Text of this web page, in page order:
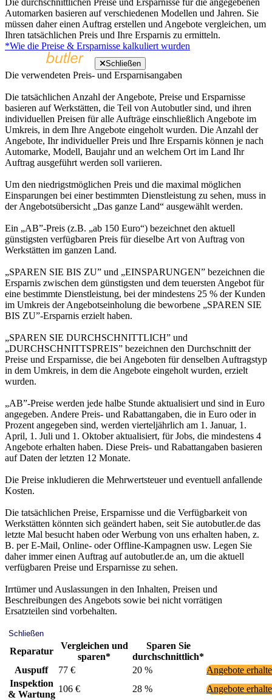
Automarken basieren auf verschiedenen Modellen und Jahren. Sie
müssen daher einen Auftrag erstellen und Angebote vergleichen, um
Ihren tatsächlichen Preis und Ihre Ersparnis zu ermitteln.
*Wie die Preise & Ersparnisse kalkuliert wurden
Schließen
Die verwendeten Preis- und Ersparnisangaben
Die tatsächlichen Anzahl der Angebote, Preise und Ersparnisse
basieren auf Werkstätten, die Teil von Autobutler sind, und ihren
individuellen Preisen für alle Aufträge einschließlich Angebote im
Umkreis, in dem Ihre Angebote eingeholt wurden. Die Anzahl der
Angebote, Ihr individueller Preis und Ihre Ersparnis können je nach
Automarke, Modell, Baujahr und an welchem Ort im Land Ihr
Auftrag ausgeführt werden soll variieren.
Um den niedrigstmöglichen Preis und die maximal möglichen
Einsparungen bei einer bestimmten Dienstleistung zu sehen, muss in
der Angebotsübersicht „Das ganze Land“ ausgewählt werden.
Ein „AB”-Preis (z.B. „ab 150 Euro“) bezeichnet den aktuell
günstigsten verfügbaren Preis für dieselbe Art von Auftrag von
Werkstätten im ganzen Land.
„SPAREN SIE BIS ZU” und „EINSPARUNGEN” bezeichnen die
Ersparnis zwischen dem günstigsten und dem teuersten Angebot für
eine bestimmte Dienstleistung, bei der mindestens 25 % der Kunden
im Umkreis der Angebotseinholung die beworbene „SPAREN SIE
BIS ZU”-Ersparnis erzielt haben.
„SPAREN SIE DURCHSCHNITTLICH” und
„DURCHSCHNITTSPREIS” bezeichnen den Durchschnitt der
Preise und Ersparnisse, die bei Angeboten für denselben Auftragstyp
in dem Umkreis, in dem die Angebote eingeholt wurden, erzielt
wurden.
„AB”-Preise werden jede halbe Stunde aktualisiert und sind in Euro
angegeben. Andere Preis- und Rabattangaben, die in Euro oder in
Prozent angegeben sind, werden vierteljährlich am 1. Januar, 1.
April, 1. Juli und 1. Oktober aktualisiert, für Jobs, die mindestens 4
Angebote erhalten haben. Diese Preis- und Rabattangaben basieren
auf Daten der letzten 12 Monate.
Die Preise inkludieren die Mehrwertsteuer und eventuell anfallende
Kosten.
Die tatsächlichen Preise, Ersparnisse und die Verfügbarkeit von
Werkstätten könnten sich geändert haben, seit Sie autobutler.de das
letzte Mal besucht haben oder Werbung von uns erhalten haben, z.
B. per E-Mail, Online- oder Offline-Kampagnen usw. Legen Sie
daher immer einen Auftrag auf autobutler.de an, um die aktuell
verfügbaren Preise und Ersparnisse zu sehen.
Irrtümer und Auslassungen in den Inhalten, Preisen und
Beschreibungen des Angebots sowie bei nicht vorrätigen
Ersatzteilen sind vorbehalten.
Schließen
Reparatur
Vergleichen und
sparen*
Sparen Sie
durchschnittlich*
Auspuff
77 € 20 %
Angebote
Inspektion
& Wartung
106 € 28 %
Angebote